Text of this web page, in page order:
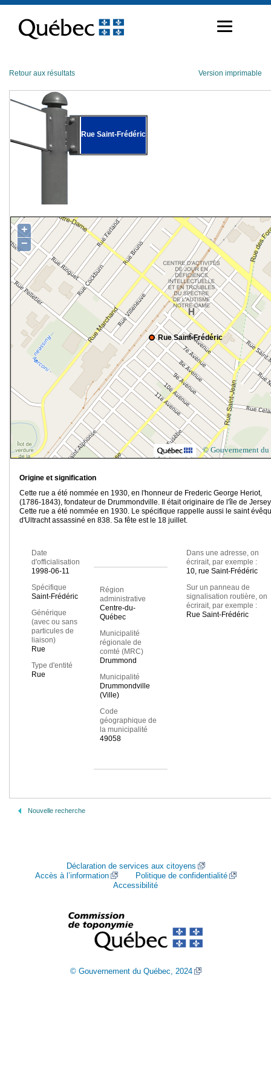
contenu
Retour aux résultats Version imprimable
Rue Saint-Frédéric
Rue Saint-Frédéric
+
−
© Gouvernement du
Origine et signification
Cette rue a été nommée en 1930, en l'honneur de Frederic George Heriot,
(1786-1843), fondateur de Drummondville. Il était originaire de l'île de
Cette rue a été nommée en 1930. Le spécifique rappelle aussi le saint
d'Ultracht assassiné en 838. Sa fête est le 18 juillet.
Date
d'officialisation
1998-06-11
Spécifique
Saint-Frédéric
Générique
(avec ou sans
particules de
liaison)
Rue
Type d'entité
Rue
Région
administrative
Centre-du-
Québec
Municipalité
régionale de
comté (MRC)
Drummond
Municipalité
Drummondville
(Ville)
Code
géographique de
la municipalité
49058
Dans une adresse, on
écrirait, par exemple :
10, rue Saint-Frédéric
Sur un panneau de
signalisation routière, on
écrirait, par exemple :
Rue Saint-Frédéric
Nouvelle recherche
Déclaration de services aux citoyens
Accès à l’information
Politique de confidentialité
Accessibilité
© Gouvernement du Québec, 2024